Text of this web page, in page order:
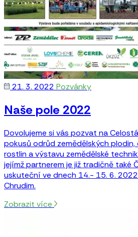
21. 3. 2022 Pozvánky
Naše pole 2022
Dovolujeme si vás pozvat na
pokusů odrůd zemědělských plodin,
rostlin a výstavu zemědělské
jejímž partnerem je již tradičně také
uskuteční ve dnech 14.- 15. 6.
Chrudim.
Zobrazit více